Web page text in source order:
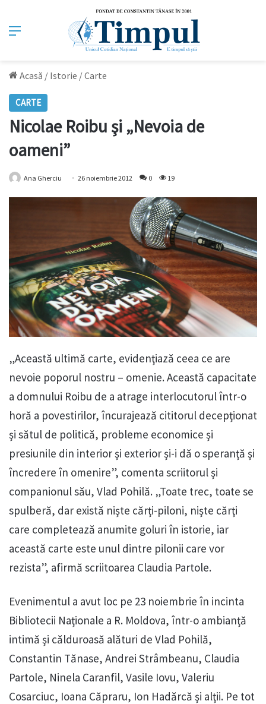
Meniu
Acasă / Istorie /Carte
CARTE
Nicolae Roibu şi „Nevoia de
oameni”
Ana Gherciu 26 noiembrie 2012 0 19
„Această ultimă carte, evidenţiază ceea ce are
nevoie poporul nostru – omenie. Această capacitate
a domnului Roibu de a atrage interlocutorul într-o
horă a povestirilor, încurajează cititorul decepţionat
şi sătul de politică, probleme economice şi
presiunile din interior şi exterior şi-i dă o speranţă şi
încredere în omenire”, comenta scriitorul şi
companionul său, Vlad Pohilă. „Toate trec, toate se
spulberă, dar există nişte cărţi-piloni, nişte cărţi
care completează anumite goluri în istorie, iar
această carte este unul dintre pilonii care vor
rezista”, afirmă scriitoarea Claudia Partole.
Evenimentul a avut loc pe 23 noiembrie în incinta
Bibliotecii Naţionale a R. Moldova, într-o ambianţă
intimă şi călduroasă alături de Vlad Pohilă,
Constantin Tănase, Andrei Strâmbeanu, Claudia
Partole, Ninela Caranfil, Vasile Iovu, Valeriu
Cosarciuc, Ioana Căpraru, Ion Hadărcă şi alţii. Pe tot